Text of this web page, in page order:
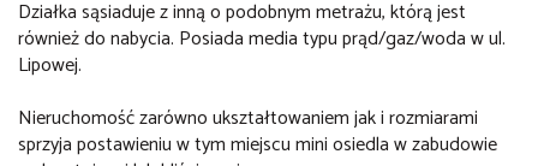
Działka sąsiaduje z inną o podobnym metrażu, którą jest
również do nabycia. Posiada media typu prąd/gaz/woda w ul.
Lipowej.
Nieruchomość zarówno ukształtowaniem jak i rozmiarami
sprzyja postawieniu w tym miejscu mini osiedla w zabudowie